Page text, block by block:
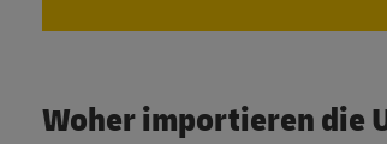
Woher importieren die